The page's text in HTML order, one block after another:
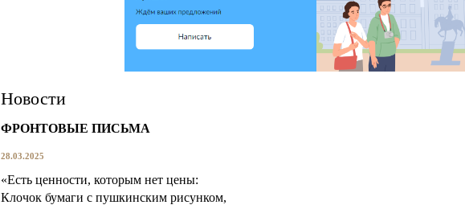
Новости
ФРОНТОВЫЕ ПИСЬМА
28.03.2025
«Есть ценности, которым нет цены:
Клочок бумаги с пушкинским рисунком,